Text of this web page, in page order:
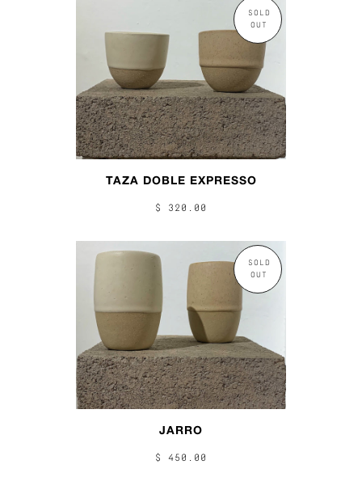
SOLD
OUT
TAZA DOBLE EXPRESSO
$ 320.00
SOLD
OUT
JARRO
$ 450.00